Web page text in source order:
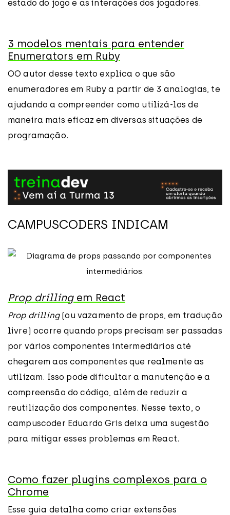
estado do jogo e as interações dos jogadores.
3 modelos mentais para entender
Enumerators em Ruby
OO autor desse texto explica o que são
enumeradores em Ruby a partir de 3 analogias, te
ajudando a compreender como utilizá-los de
maneira mais eficaz em diversas situações de
programação.
CAMPUSCODERS INDICAM
Prop drillingem React
Prop drilling(ou vazamento de props, em tradução
livre) ocorre quando props precisam ser passadas
por vários componentes intermediários até
chegarem aos componentes que realmente as
utilizam. Isso pode dificultar a manutenção e a
compreensão do código, além de reduzir a
reutilização dos componentes. Nesse texto, o
campuscoder Eduardo Gris deixa uma sugestão
para mitigar esses problemas em React.
Como fazer plugins complexos para o
Chrome
Esse guia detalha como criar extensões